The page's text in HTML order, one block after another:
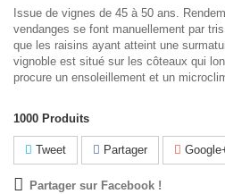
Issue de vignes de 45 à 50 ans.
vendanges se font manuellement par
que les raisins ayant atteint une
vignoble est situé sur les côteaux qui
procure un ensoleillement et un
1000 Produits
Tweet Partager
Partager sur Facebook !